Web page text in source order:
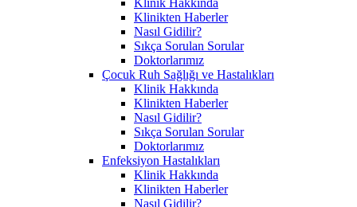
Klinikten Haberler
Nasıl Gidilir?
Sıkça Sorulan Sorular
Doktorlarımız
Çocuk Ruh Sağlığı ve Hastalıkları
Klinik Hakkında
Klinikten Haberler
Nasıl Gidilir?
Sıkça Sorulan Sorular
Doktorlarımız
Enfeksiyon Hastalıkları
Klinik Hakkında
Klinikten Haberler
Nasıl Gidilir?